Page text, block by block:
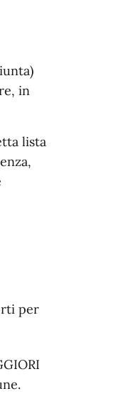
in
lista
per